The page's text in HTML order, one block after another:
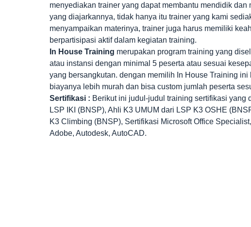
menyediakan trainer yang dapat membantu mendidik
yang diajarkannya, tidak hanya itu trainer yang kami
menyampaikan materinya, trainer juga harus memiliki
berpartisipasi aktif dalam kegiatan training.
In House Training merupakan program training yang
atau instansi dengan minimal 5 peserta atau sesuai
yang bersangkutan. dengan memilih In House Training
biayanya lebih murah dan bisa custom jumlah peserta
Sertifikasi : Berikut ini judul-judul training sertifikasi
LSP IKI (BNSP), Ahli K3 UMUM dari LSP K3 OSHE
K3 Climbing (BNSP), Sertifikasi Microsoft Office
Adobe, Autodesk, AutoCAD.